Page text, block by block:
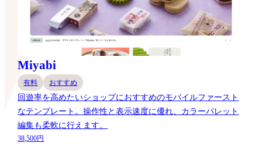
Miyabi
有料 おすすめ
回遊率を高めたいショップにおすすめのモバイルファースト
なテンプレート。操作性と表示速度に優れ、カラーパレット
編集も柔軟に行えます。
38,500円